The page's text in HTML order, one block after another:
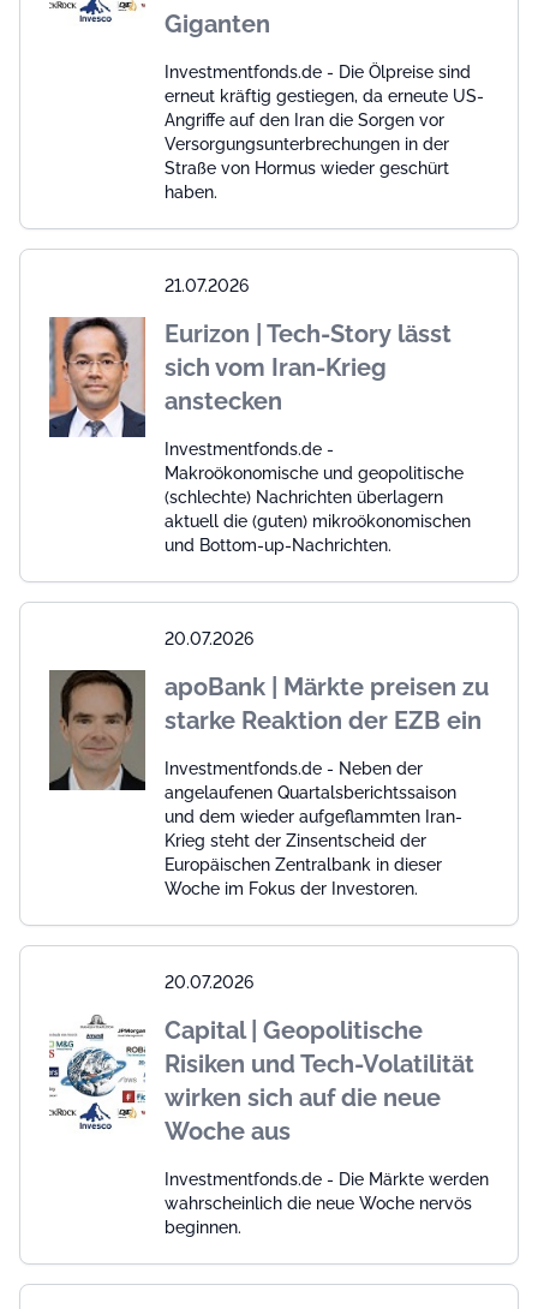
Giganten
Investmentfonds.de - Die Ölpreise sind
erneut kräftig gestiegen, da erneute US-
Angriffe auf den Iran die Sorgen vor
Versorgungsunterbrechungen in der
Straße von Hormus wieder geschürt
haben.
21.07.2026
Eurizon | Tech-Story lässt
sich vom Iran-Krieg
anstecken
Investmentfonds.de -
Makroökonomische und geopolitische
(schlechte) Nachrichten überlagern
aktuell die (guten) mikroökonomischen
und Bottom-up-Nachrichten.
20.07.2026
apoBank | Märkte preisen zu
starke Reaktion der EZB ein
Investmentfonds.de - Neben der
angelaufenen Quartalsberichtssaison
und dem wieder aufgeflammten Iran-
Krieg steht der Zinsentscheid der
Europäischen Zentralbank in dieser
Woche im Fokus der Investoren.
20.07.2026
Capital | Geopolitische
Risiken und Tech-Volatilität
wirken sich auf die neue
Woche aus
Investmentfonds.de - Die Märkte werden
wahrscheinlich die neue Woche nervös
beginnen.